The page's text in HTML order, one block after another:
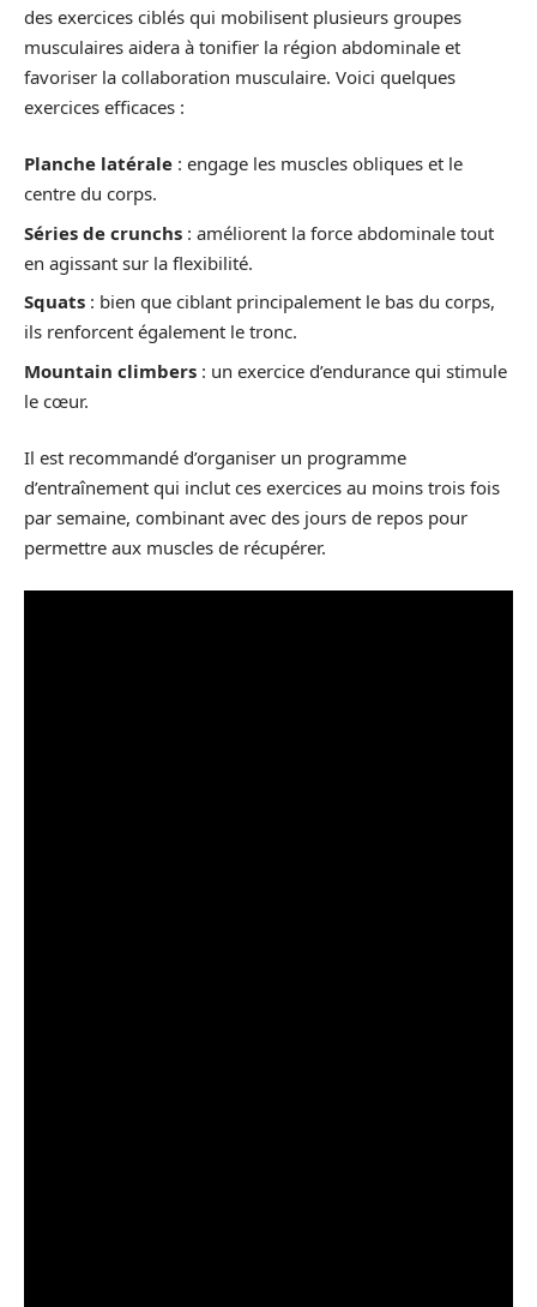
des exercices ciblés qui mobilisent plusieurs groupes
musculaires aidera à tonifier la région abdominale et
favoriser la collaboration musculaire. Voici quelques
exercices efficaces :
Planche latérale : engage les muscles obliques et le
centre du corps.
Séries de crunchs : améliorent la force abdominale tout
en agissant sur la flexibilité.
Squats : bien que ciblant principalement le bas du corps,
ils renforcent également le tronc.
Mountain climbers : un exercice d’endurance qui stimule
le cœur.
Il est recommandé d’organiser un programme
d’entraînement qui inclut ces exercices au moins trois fois
par semaine, combinant avec des jours de repos pour
permettre aux muscles de récupérer.